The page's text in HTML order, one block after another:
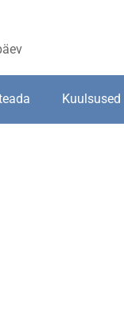
Kuulsused